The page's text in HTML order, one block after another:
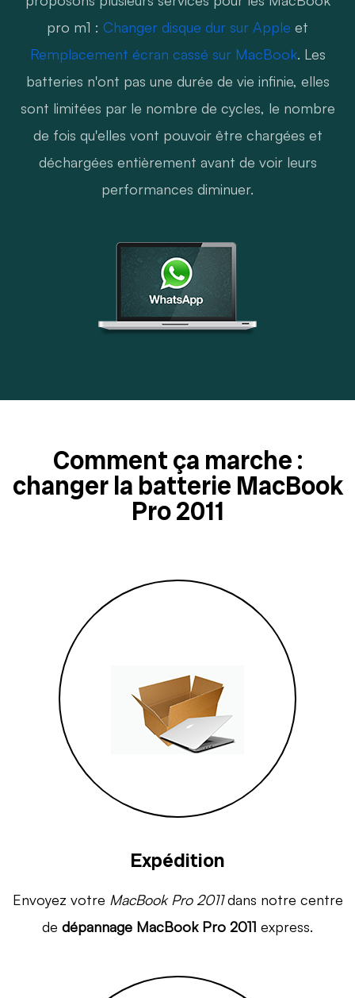
pro m1 : Changer disque dur sur Apple et
Remplacement écran cassé sur MacBook. Les
batteries n'ont pas une durée de vie infinie, elles
sont limitées par le nombre de cycles, le nombre
de fois qu'elles vont pouvoir être chargées et
déchargées entièrement avant de voir leurs
performances diminuer.
Comment ça marche :
changer la batterie MacBook
Pro 2011
Expédition
Envoyez votre MacBook Pro 2011dans notre centre
de dépannage MacBook Pro 2011 express.